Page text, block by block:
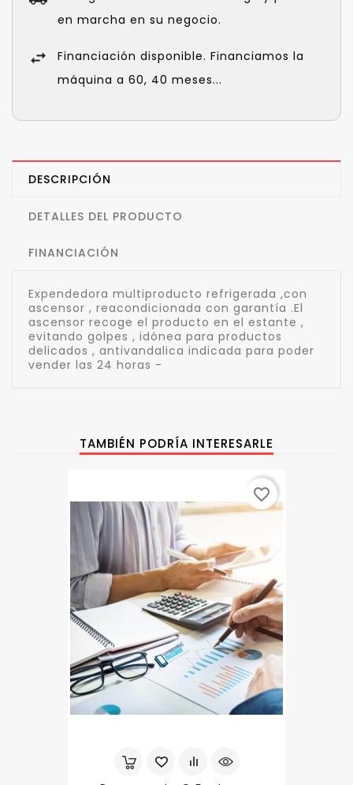
en marcha en su negocio.
Financiación disponible. Financiamos la
máquina a 60, 40 meses...
DESCRIPCIÓN
DETALLES DEL PRODUCTO
FINANCIACIÓN
Expendedora multiproducto refrigerada ,con
ascensor , reacondicionada con garantía .El
ascensor recoge el producto en el estante ,
evitando golpes , idónea para productos
delicados , antivandalica indicada para poder
vender las 24 horas -
TAMBIÉN PODRÍA INTERESARLE
favorite_border